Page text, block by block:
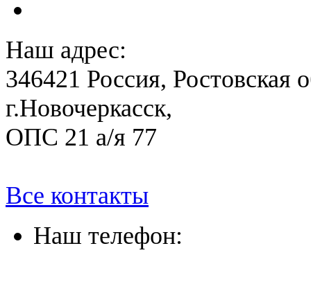
Наш адрес:
346421 Россия, Ростовская
г.Новочеркасск,
ОПС 21 а/я 77
Все контакты
Наш телефон: